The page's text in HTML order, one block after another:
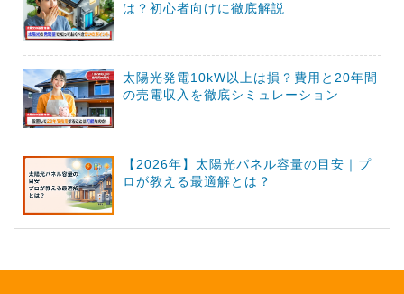
は？初心者向けに徹底解説
太陽光発電10kW以上は損？費用と20年間
の売電収入を徹底シミュレーション
【2026年】太陽光パネル容量の目安｜プ
ロが教える最適解とは？